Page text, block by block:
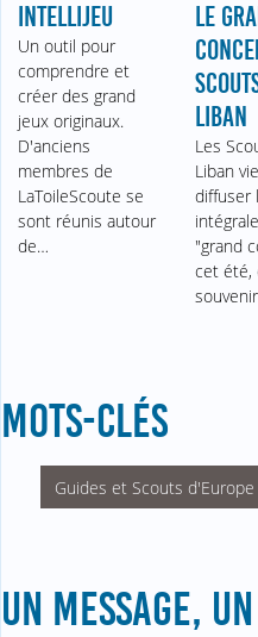
INTELLIJEU
Un outil pour
comprendre et
créer des grand
jeux originaux.
D'anciens
membres de
LaToileScoute se
sont réunis autour
de…
LE
LIBAN
Les
Liban
diffuser
"grand
cet été,
MOTS-CLÉS
Guides et Scouts d'Europe
UN MESSAGE,